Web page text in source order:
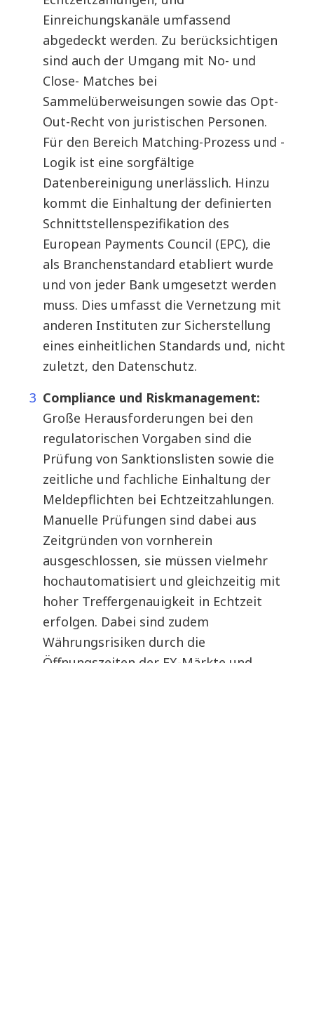
Einreichungskanäle umfassend
abgedeckt werden. Zu berücksichtigen
sind auch der Umgang mit No- und
Close- Matches bei
Sammelüberweisungen sowie das Opt-
Out-Recht von juristischen Personen.
Für den Bereich Matching-Prozess und -
Logik ist eine sorgfältige
Datenbereinigung unerlässlich. Hinzu
kommt die Einhaltung der definierten
Schnittstellenspezifikation des
European Payments Council (EPC), die
als Branchenstandard etabliert wurde
und von jeder Bank umgesetzt werden
muss. Dies umfasst die Vernetzung mit
anderen Instituten zur Sicherstellung
eines einheitlichen Standards und, nicht
zuletzt, den Datenschutz.
Compliance und Riskmanagement:
Große Herausforderungen bei den
regulatorischen Vorgaben sind die
Prüfung von Sanktionslisten sowie die
zeitliche und fachliche Einhaltung der
Meldepflichten bei Echtzeitzahlungen.
Manuelle Prüfungen sind dabei aus
Zeitgründen von vornherein
ausgeschlossen, sie müssen vielmehr
hochautomatisiert und gleichzeitig mit
hoher Treffergenauigkeit in Echtzeit
erfolgen. Dabei sind zudem
Währungsrisiken durch die
Öffnungszeiten der FX-Märkte und